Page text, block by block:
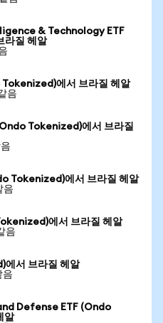
& Technology ETF
라질 헤알
에서 브라질 헤알
음
Tokenized)에서 브라질
Tokenized)에서 브라질 헤알
음
에서 브라질 헤알
음
서 브라질 헤알
음
Defense ETF (Ondo
알